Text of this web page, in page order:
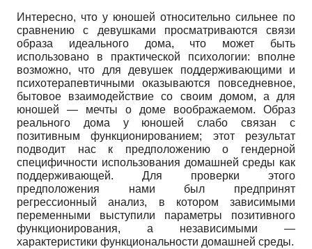
Интересно, что у юношей относительно сильнее по
сравнению с девушками просматриваются связи
образа идеального дома, что может быть
использовано в практической психологии: вполне
возможно, что для девушек поддерживающими и
психотерапевтичными оказываются повседневное,
бытовое взаимодействие со своим домом, а для
юношей — мечты о доме воображаемом. Образ
реального дома у юношей слабо связан с
позитивным функционированием; этот результат
подводит нас к предположению о гендерной
специфичности использования домашней среды как
поддерживающей. Для проверки этого
предположения нами был предпринят
регрессионный анализ, в котором зависимыми
переменными выступили параметры позитивного
функционирования, а независимыми —
характеристики функциональности домашней среды.